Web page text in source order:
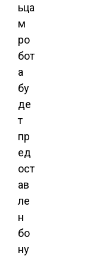
ьца
м
ро
бот
а
бу
де
т
пр
ед
ост
ав
ле
н
бо
ну